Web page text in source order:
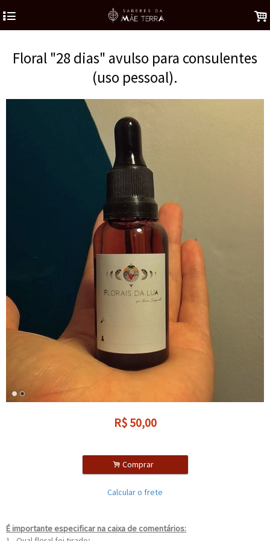
4 .
Floral "28 dias" avulso para consulentes
(uso pessoal).
R$50,00
. Comprar
Calcular o frete
É importante especificar na caixa de comentários: